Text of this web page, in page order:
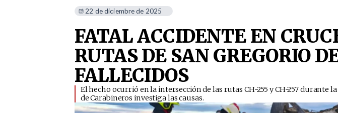
22 de diciembre de 2025
FATAL ACCIDENTE EN
RUTAS DE SAN GREGORIO
FALLECIDOS
​El hecho ocurrió en la intersección de las rutas CH-255 y CH-257 durante
de Carabineros investiga las causas.